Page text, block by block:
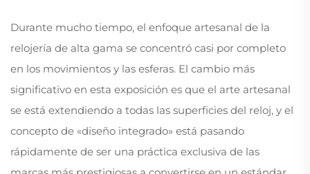
Durante mucho tiempo, el enfoque artesanal de la
relojería de alta gama se concentró casi por completo
en los movimientos y las esferas. El cambio más
significativo en esta exposición es que el arte artesanal
se está extendiendo a todas las superficies del reloj, y el
concepto de «diseño integrado» está pasando
rápidamente de ser una práctica exclusiva de las